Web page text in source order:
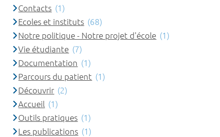
Contacts (1)
Ecoles et instituts (68)
Notre politique - Notre projet d'école (1)
Vie étudiante (7)
Documentation (1)
Parcours du patient (1)
Découvrir (2)
Accueil (1)
Outils pratiques (1)
Les publications (1)